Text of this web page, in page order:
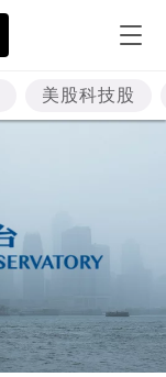
美股科技股